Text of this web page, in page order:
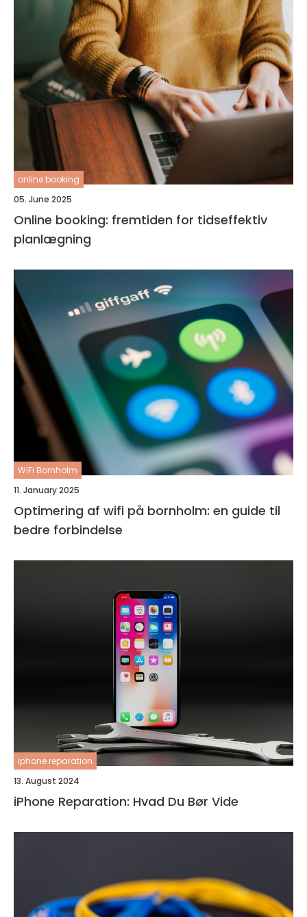
online booking
05. June 2025
Online booking: fremtiden for tidseffektiv
planlægning
WiFi Bornholm
11. January 2025
Optimering af wifi på bornholm: en guide til
bedre forbindelse
iphone reparation
13. August 2024
iPhone Reparation: Hvad Du Bør Vide